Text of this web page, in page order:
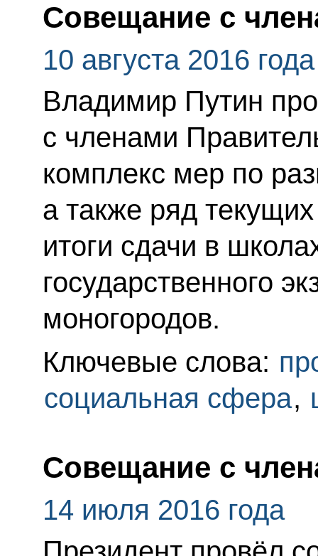
Совещание с
10 августа 2016 года
Владимир Путин
с членами
комплекс мер по
а также ряд
итоги сдачи в
государственного
моногородов.
Ключевые слова:
социальная сфера,
Совещание с
14 июля 2016 года